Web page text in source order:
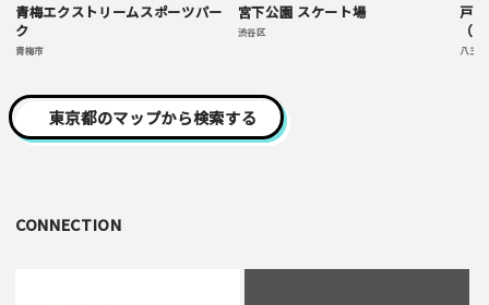
青梅エクストリームスポーツパー
ク
青梅市
宮下公園 スケート場
渋谷区
戸
（
八王
東京都のマップから検索する
CONNECTION